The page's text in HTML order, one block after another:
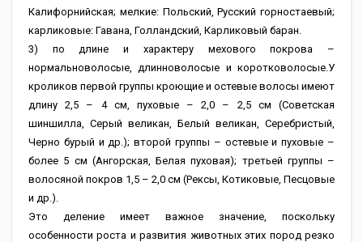
Калифорнийская; мелкие: Польский, Русский горностаевый;
карликовые: Гавана, Голландский, Карликовый баран.
3) по длине и характеру мехового покрова –
нормальноволосые, длинноволосые и коротковолосые.У
кроликов первой группы кроющие и остевые волосы имеют
длину 2,5 – 4 см, пуховые – 2,0 – 2,5 см (Советская
шиншилла, Серый великан, Белый великан, Серебристый,
Черно бурый и др.); второй группы – остевые и пуховые –
более 5 см (Ангорская, Белая пуховая); третьей группы –
волосяной покров 1,5 – 2,0 см (Рексы, Котиковые, Песцовые
и др.).
Это деление имеет важное значение, поскольку
особенности роста и развития животных этих пород резко